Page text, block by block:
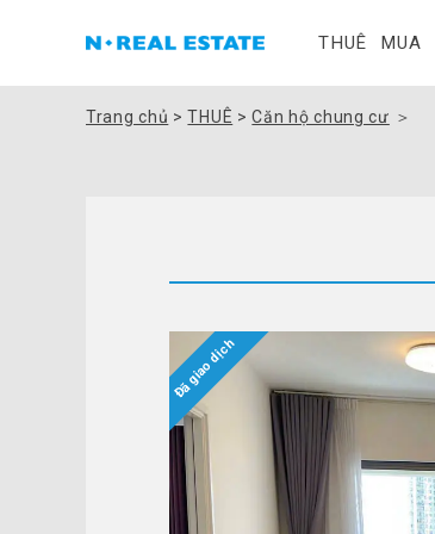
THUÊ MUA
Trang chủ >THUÊ >Căn hộ chung cư ＞